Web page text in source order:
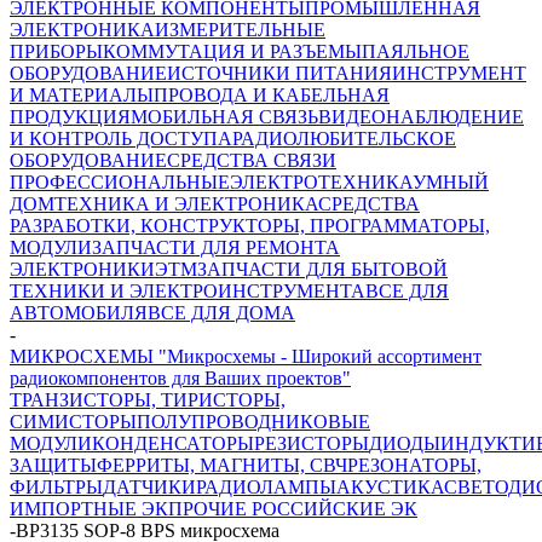
ЭЛЕКТРОННЫЕ КОМПОНЕНТЫПРОМЫШЛЕННАЯ
ЭЛЕКТРОНИКАИЗМЕРИТЕЛЬНЫЕ
ПРИБОРЫКОММУТАЦИЯ И РАЗЪЕМЫПАЯЛЬНОЕ
ОБОРУДОВАНИЕИСТОЧНИКИ ПИТАНИЯИНСТРУМЕНТ
И МАТЕРИАЛЫПРОВОДА И КАБЕЛЬНАЯ
ПРОДУКЦИЯМОБИЛЬНАЯ СВЯЗЬВИДЕОНАБЛЮДЕНИЕ
И КОНТРОЛЬ ДОСТУПАРАДИОЛЮБИТЕЛЬСКОЕ
ОБОРУДОВАНИЕСРЕДСТВА СВЯЗИ
ПРОФЕССИОНАЛЬНЫЕЭЛЕКТРОТЕХНИКАУМНЫЙ
ДОМТЕХНИКА И ЭЛЕКТРОНИКАСРЕДСТВА
РАЗРАБОТКИ, КОНСТРУКТОРЫ, ПРОГРАММАТОРЫ,
МОДУЛИЗАПЧАСТИ ДЛЯ РЕМОНТА
ЭЛЕКТРОНИКИЭТМЗАПЧАСТИ ДЛЯ БЫТОВОЙ
ТЕХНИКИ И ЭЛЕКТРОИНСТРУМЕНТАВСЕ ДЛЯ
АВТОМОБИЛЯВСЕ ДЛЯ ДОМА
-
МИКРОСХЕМЫ "Микросхемы - Широкий ассортимент
радиокомпонентов для Ваших проектов"
ТРАНЗИСТОРЫ, ТИРИСТОРЫ,
СИМИСТОРЫПОЛУПРОВОДНИКОВЫЕ
МОДУЛИКОНДЕНСАТОРЫРЕЗИСТОРЫДИОДЫ
ЗАЩИТЫФЕРРИТЫ, МАГНИТЫ, СВЧРЕЗОНАТОРЫ,
ФИЛЬТРЫДАТЧИКИРАДИОЛАМПЫАКУСТИКА
ИМПОРТНЫЕ ЭКПРОЧИЕ РОССИЙСКИЕ ЭК
-BP3135 SOP-8 BPS микросхема